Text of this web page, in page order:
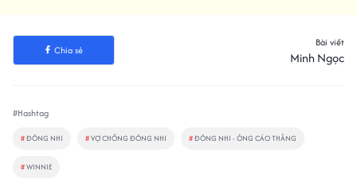
Chia sẻ
Bài viết
Minh Ngọc
#Hashtag
#ĐÔNG NHI #VỢ CHỒNG ĐÔNG NHI #ĐÔNG NHI - ÔNG CÁO THẮNG
#WINNIE